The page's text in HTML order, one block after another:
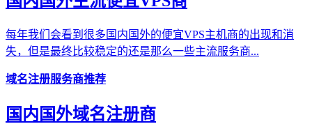
每年我们会看到很多国内国外的便宜VPS主机商的出现和消
失，但是最终比较稳定的还是那么一些主流服务商...
域名注册服务商推荐
国内国外域名注册商